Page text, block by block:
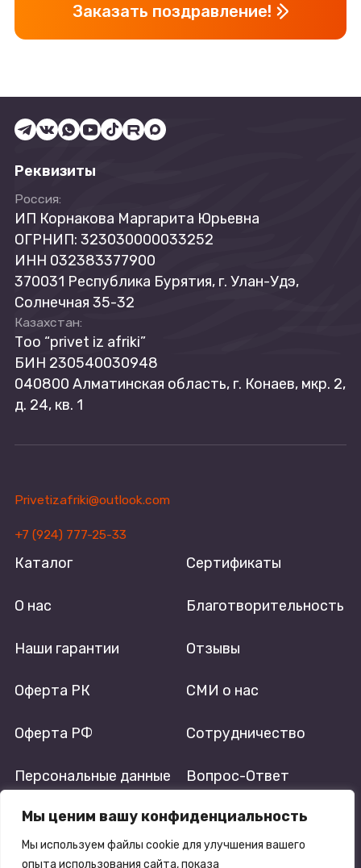
Мы ценим вашу конфиденциальность
Мы используем файлы cookie для улучшения вашего
опыта использования сайта, показа
Заказать поздравление!
Реквизиты
Россия:
ИП Корнакова Маргарита Юрьевна
ОГРНИП: 323030000033252
ИНН 032383377900
370031 Республика Бурятия, г. Улан-Удэ,
Солнечная 35-32
Казахстан:
Tоо “privet iz afriki”
БИН 230540030948
040800 Алматинская область, г. Конаев, мкр. 2,
д. 24, кв. 1
Privetizafriki@outlook.com
+7 (924) 777-25-33
Каталог Сертификаты
О нас Благотворительность
Наши гарантии Отзывы
Оферта РК СМИ о нас
Оферта РФ Сотрудничество
Персональные данные Вопрос-Ответ
Пользовательское
соглашение
Реквизиты